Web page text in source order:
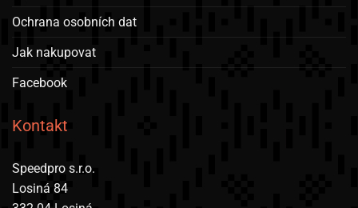
Ochrana osobních dat
Jak nakupovat
Facebook
Kontakt
Speedpro s.r.o.
Losiná 84